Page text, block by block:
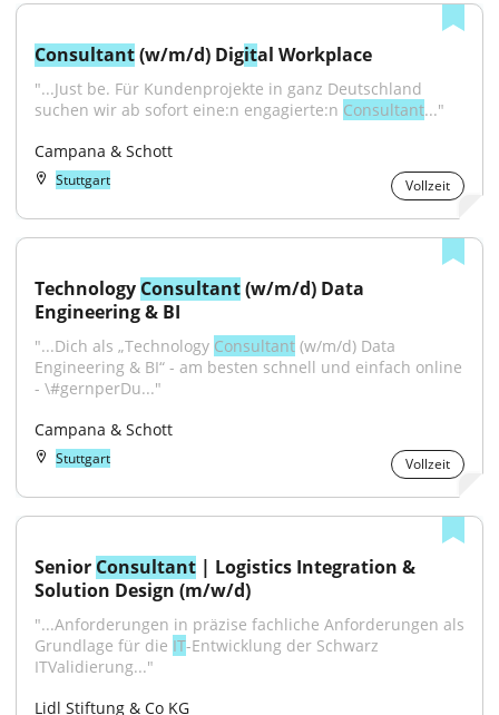
Consultant (w/m/d) Digital Workplace
"...Just be. Für Kundenprojekte in ganz Deutschland
suchen wir ab sofort eine:n engagierte:n Consultant..."
Campana & Schott
Stuttgart Vollzeit
Technology Consultant (w/m/d) Data
Engineering & BI
"...Dich als „Technology Consultant (w/m/d) Data
Engineering & BI“ - am besten schnell und einfach online
- \#gernperDu..."
Campana & Schott
Stuttgart Vollzeit
Senior Consultant | Logistics Integration &
Solution Design (m/w/d)
"...Anforderungen in präzise fachliche Anforderungen als
Grundlage für die IT-Entwicklung der Schwarz
ITValidierung..."
Lidl Stiftung & Co KG